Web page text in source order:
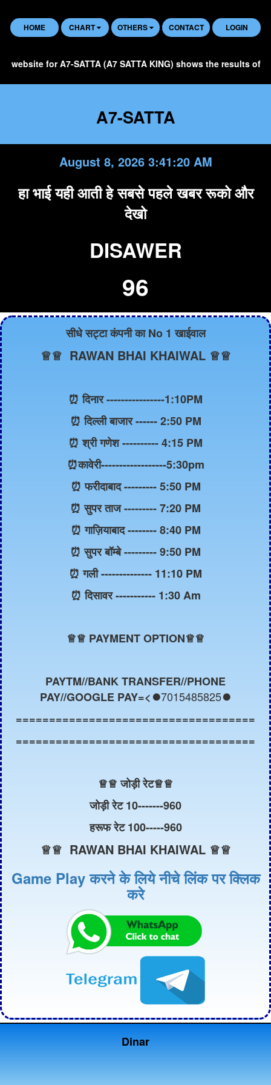
HOME CHART OTHERS CONTACT LOGIN
for A7-SATTA (A7 SATTA KING) shows the results of
A7-SATTA
August 8, 2026 3:41:21 AM
हा भाई यही आती हे सबसे पहले खबर रूको और
देखो
DISAWER
96
सीधे सट्टा कंपनी का No 1 खाईवाल
♕♕ RAWAN BHAI KHAIWAL ♕♕
⏰ दिनार ----------------1:10PM
⏰ दिल्ली बाजार ------ 2:50 PM
⏰ श्री गणेश ---------- 4:15 PM
⏰कावेरी------------------5:30pm
⏰ फरीदाबाद --------- 5:50 PM
⏰ सुपर ताज --------- 7:20 PM
⏰ गाज़ियाबाद -------- 8:40 PM
⏰ सुपर बॉम्बे --------- 9:50 PM
⏰ गली -------------- 11:10 PM
⏰ दिसावर ----------- 1:30 Am
♕♕ PAYMENT OPTION♕♕
PAYTM//BANK TRANSFER//PHONE
PAY//GOOGLE PAY=<⏺️7015485825⏺️
====================================
====================================
♕♕ जोड़ी रेट♕♕
जोड़ी रेट 10-------960
हरूफ रेट 100-----960
♕♕ RAWAN BHAI KHAIWAL ♕♕
Game Play करने के लिये नीचे लिंक पर क्लिक
करे
Dinar